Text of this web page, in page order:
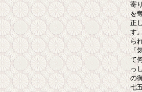
寄りになられ，奇岩を
を奪われず，沖の雲を
正しく普通の人間（の
す。②御製には「見る
られますが，これは，
「気宇の壮大さ」を「
て何気なく，或いは意
っしゃったのではない
の御製も少しはあるよ
七五七七」調を旨とさ